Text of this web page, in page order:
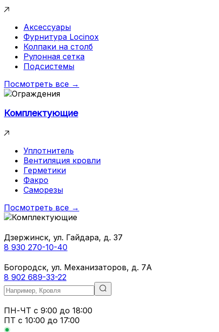
Аксессуары
Фурнитура Locinox
Колпаки на столб
Рулонная сетка
Подсистемы
Посмотреть все →
Комплектующие
Уплотнитель
Вентиляция кровли
Герметики
Факро
Саморезы
Посмотреть все →
Дзержинск, ул. Гайдара, д. 37
8 930 270-10-40
Богородск, ул. Механизаторов, д. 7А
8 902 689-33-22
ПН-ЧТ с 9:00 до 18:00
ПТ с 10:00 до 17:00